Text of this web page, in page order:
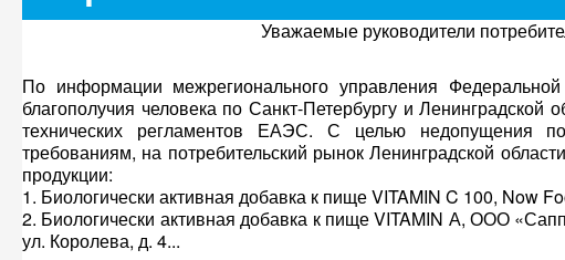
Уважаемые руководители
По информации межрегионального управления
благополучия человека по Санкт-Петербургу и
технических регламентов ЕАЭС. С целью недопущения
требованиям, на потребительский рынок Ленинградской
продукции:
1. Биологически активная добавка к пище VITAMIN C 100, Now
2. Биологически активная добавка к пище VITAMIN А, ООО
ул. Королева, д. 4...